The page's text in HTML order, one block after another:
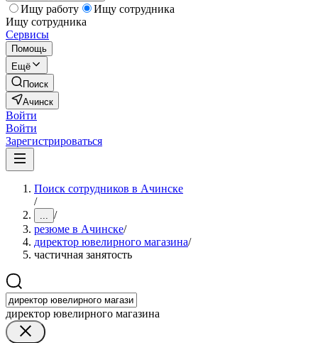
Ищу работу
Ищу сотрудника
Ищу сотрудника
Сервисы
Помощь
Ещё
Поиск
Ачинск
Войти
Войти
Зарегистрироваться
Поиск сотрудников в Ачинске
/
... /
резюме в Ачинске/
директор ювелирного магазина/
частичная занятость
директор ювелирного магазина